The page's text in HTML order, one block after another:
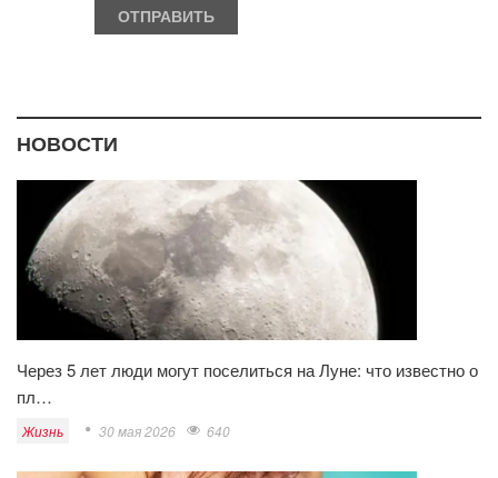
НОВОСТИ
Через 5 лет люди могут поселиться на Луне: что известно о
пл…
Жизнь 30 мая 2026 640